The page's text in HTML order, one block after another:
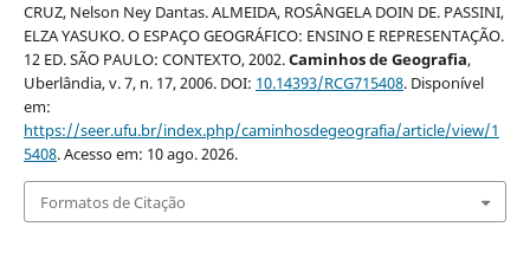
CRUZ, Nelson Ney Dantas. ALMEIDA, ROSÂNGELA DOIN DE. PASSINI,
ELZA YASUKO. O ESPAÇO GEOGRÁFICO: ENSINO E REPRESENTAÇÃO.
12 ED. SÃO PAULO: CONTEXTO, 2002.Caminhos de Geografia,
Uberlândia, v. 7, n. 17, 2006. DOI: 10.14393/RCG715408. Disponível
em:
https://seer.ufu.br/index.php/caminhosdegeografia/article/view/1
5408. Acesso em: 10 ago. 2026.
Formatos de Citação